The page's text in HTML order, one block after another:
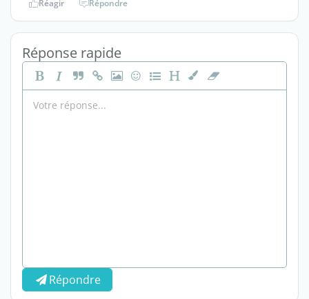
Réagir Répondre
Réponse rapide
Répondre